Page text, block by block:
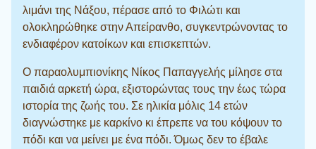
λιμάνι της Νάξου, πέρασε από το Φιλώτι και
ολοκληρώθηκε στην Απείρανθο, συγκεντρώνοντας το
ενδιαφέρον κατοίκων και επισκεπτών.
Ο παραολυμπιονίκης Νίκος Παπαγγελής μίλησε στα
παιδιά αρκετή ώρα, εξιστορώντας τους την έως τώρα
ιστορία της ζωής του. Σε ηλικία μόλις 14 ετών
διαγνώστηκε με καρκίνο κι έπρεπε να του κόψουν το
πόδι και να μείνει με ένα πόδι. Όμως δεν το έβαλε